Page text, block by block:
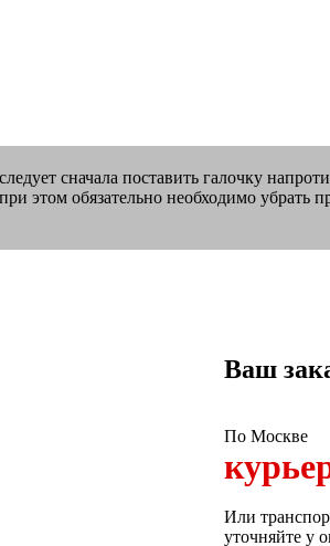
сначала поставить галочку
этом обязательно необходимо
Ваш
По Москве
Или
уточняйте у